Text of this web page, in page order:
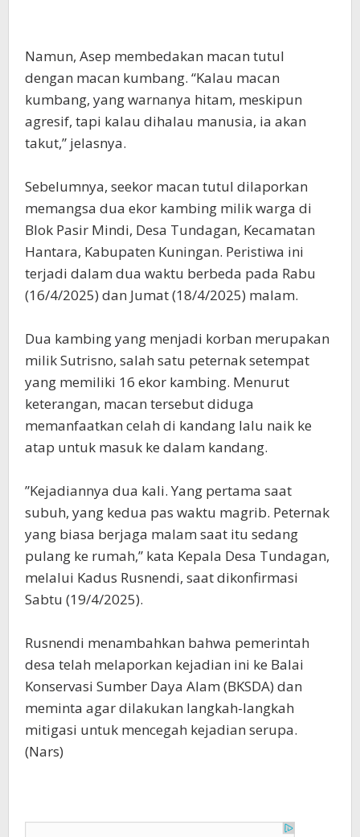
‎Namun, Asep membedakan macan tutul
dengan macan kumbang. “Kalau macan
kumbang, yang warnanya hitam, meskipun
agresif, tapi kalau dihalau manusia, ia akan
takut,” jelasnya.
‎Sebelumnya, seekor macan tutul dilaporkan
memangsa dua ekor kambing milik warga di
Blok Pasir Mindi, Desa Tundagan, Kecamatan
Hantara, Kabupaten Kuningan. Peristiwa ini
terjadi dalam dua waktu berbeda pada Rabu
(16/4/2025) dan Jumat (18/4/2025) malam.
‎Dua kambing yang menjadi korban merupakan
milik Sutrisno, salah satu peternak setempat
yang memiliki 16 ekor kambing. Menurut
keterangan, macan tersebut diduga
memanfaatkan celah di kandang lalu naik ke
atap untuk masuk ke dalam kandang.
‎”Kejadiannya dua kali. Yang pertama saat
subuh, yang kedua pas waktu magrib. Peternak
yang biasa berjaga malam saat itu sedang
pulang ke rumah,” kata Kepala Desa Tundagan,
melalui Kadus Rusnendi, saat dikonfirmasi
Sabtu (19/4/2025).
‎Rusnendi menambahkan bahwa pemerintah
desa telah melaporkan kejadian ini ke Balai
Konservasi Sumber Daya Alam (BKSDA) dan
meminta agar dilakukan langkah-langkah
mitigasi untuk mencegah kejadian serupa.
(Nars)